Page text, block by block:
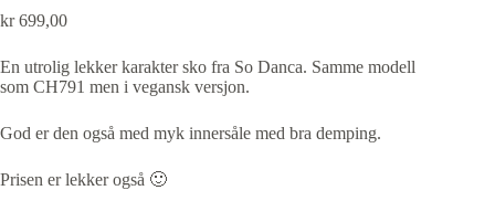
kr699,00
En utrolig lekker karakter sko fra So Danca. Samme modell
som CH791 men i vegansk versjon.
God er den også med myk innersåle med bra demping.
Prisen er lekker også 🙂